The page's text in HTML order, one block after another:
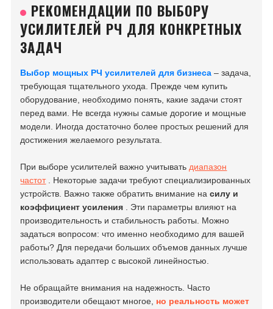
РЕКОМЕНДАЦИИ ПО ВЫБОРУ
УСИЛИТЕЛЕЙ РЧ ДЛЯ КОНКРЕТНЫХ
ЗАДАЧ
Выбор мощных РЧ усилителей для бизнеса – задача,
требующая тщательного ухода. Прежде чем купить
оборудование, необходимо понять, какие задачи стоят
перед вами. Не всегда нужны самые дорогие и мощные
модели. Иногда достаточно более простых решений для
достижения желаемого результата.
При выборе усилителей важно учитывать диапазон
частот. Некоторые задачи требуют специализированных
устройств. Важно также обратить внимание насилу и
коэффициент усиления . Эти параметры влияют на
производительность и стабильность работы. Можно
задаться вопросом: что именно необходимо для вашей
работы? Для передачи больших объемов данных лучше
использовать адаптер с высокой линейностью.
Не обращайте внимания на надежность. Часто
производители обещают многое, но реальность может